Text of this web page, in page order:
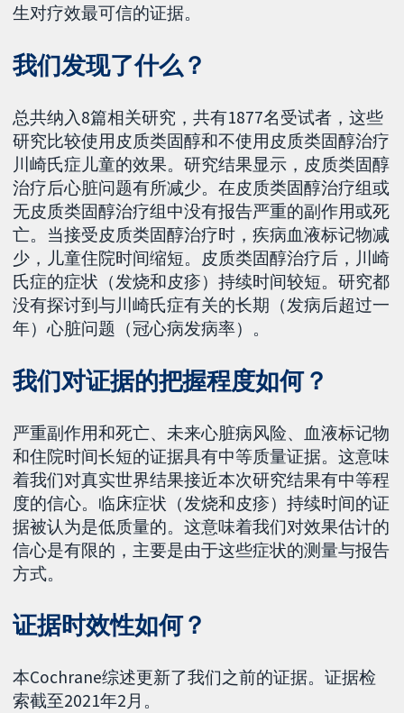
生对疗效最可信的证据。
我们发现了什么？
总共纳入8篇相关研究，共有1877名受试者，这些
研究比较使用皮质类固醇和不使用皮质类固醇治疗
川崎氏症儿童的效果。研究结果显示，皮质类固醇
治疗后心脏问题有所减少。在皮质类固醇治疗组或
无皮质类固醇治疗组中没有报告严重的副作用或死
亡。当接受皮质类固醇治疗时，疾病血液标记物减
少，儿童住院时间缩短。皮质类固醇治疗后，川崎
氏症的症状（发烧和皮疹）持续时间较短。研究都
没有探讨到与川崎氏症有关的长期（发病后超过一
年）心脏问题（冠心病发病率）。
我们对证据的把握程度如何？
严重副作用和死亡、未来心脏病风险、血液标记物
和住院时间长短的证据具有中等质量证据。这意味
着我们对真实世界结果接近本次研究结果有中等程
度的信心。临床症状（发烧和皮疹）持续时间的证
据被认为是低质量的。这意味着我们对效果估计的
信心是有限的，主要是由于这些症状的测量与报告
方式。
证据时效性如何？
本Cochrane综述更新了我们之前的证据。证据检
索截至2021年2月。